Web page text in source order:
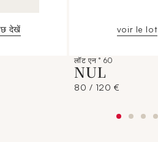
देखें voir le lot
लॉट एन ° 60
NUL
80 / 120 €